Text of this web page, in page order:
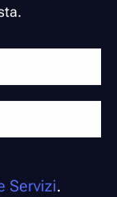
Servizi.